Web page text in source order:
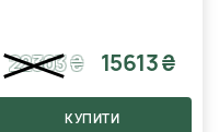
22303₴ 15613 ₴
КУПИТИ